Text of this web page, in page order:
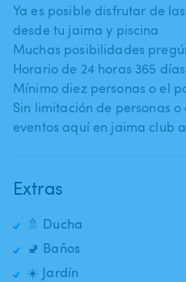
Ya es posible disfrutar de
desde tu jaima y piscina
Muchas posibilidades
Horario de 24 horas 365 días
Mínimo diez personas o el
Sin limitación de personas
eventos aquí en jaima club
Extras
🚿 Ducha
🚽 Baños
☀️ Jardín